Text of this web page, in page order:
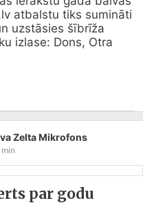
atbalstu tiks sumināti
uzstāsies šībrīža
izlase: Dons, Otra
Zelta Mikrofons
min
par godu